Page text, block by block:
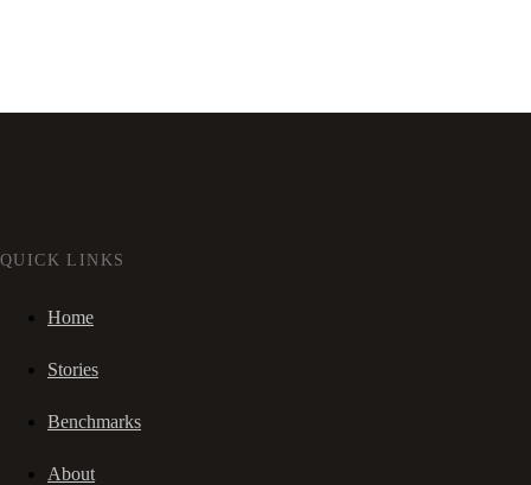
QUICK LINKS
Home
Stories
Benchmarks
About